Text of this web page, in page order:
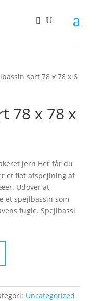
sort 78 x 78 x 6
78 x 78 x
jern Her får du
et flot afspejlning af
Udover at
et spejlbassin som
fugle. Spejlbassi
Uncategorized